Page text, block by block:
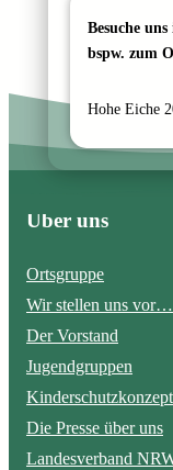
Besuche
bspw. zum
Hohe Eiche
Über uns
Ortsgruppe
Wir stellen uns vor…
Der Vorstand
Jugendgruppen
Kinderschutzkonzept
Die Presse über uns
Landesverband